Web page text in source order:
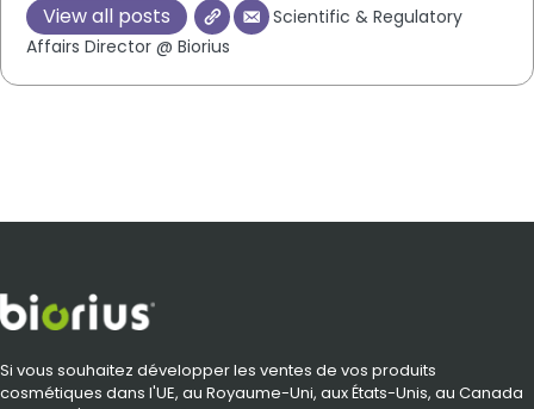
View all posts
Scientific & Regulatory
Affairs Director @ Biorius
Si vous souhaitez développer les ventes de vos produits
cosmétiques dans l'UE, au Royaume-Uni, aux États-Unis, au Canada